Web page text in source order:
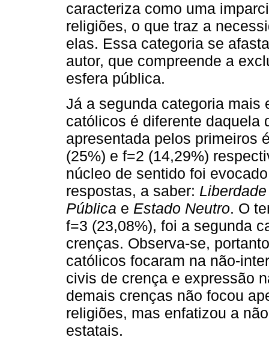
caracteriza como uma
religiões, o que traz a
elas. Essa categoria se
autor, que compreende a
esfera pública.
Já a segunda categoria mais
católicos é diferente daquela
apresentada pelos primeiros
(25%) e f=2 (14,29%)
núcleo de sentido foi
respostas, a saber:
Pública e Estado Neutro. O
f=3 (23,08%), foi a segunda
crenças. Observa-se,
católicos focaram na não-
civis de crença e expressão
demais crenças não focou
religiões, mas enfatizou a
estatais.